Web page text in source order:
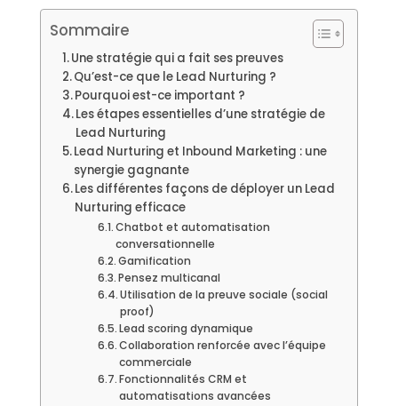
Sommaire
Une stratégie qui a fait ses preuves
Qu’est-ce que le Lead Nurturing ?
Pourquoi est-ce important ?
Les étapes essentielles d’une stratégie de
Lead Nurturing
Lead Nurturing et Inbound Marketing : une
synergie gagnante
Les différentes façons de déployer un Lead
Nurturing efficace
Chatbot et automatisation
conversationnelle
Gamification
Pensez multicanal
Utilisation de la preuve sociale (social
proof)
Lead scoring dynamique
Collaboration renforcée avec l’équipe
commerciale
Fonctionnalités CRM et
automatisations avancées